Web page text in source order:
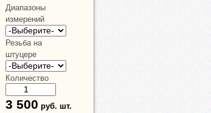
Диапазоны
измерений
Резьба на
штуцере
Количество
3 500 руб. шт.